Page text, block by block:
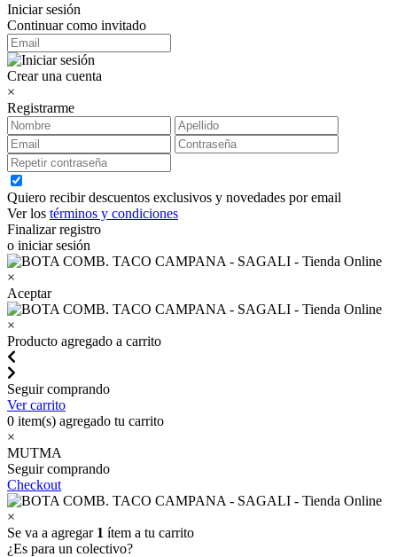
Iniciar sesión
Continuar como invitado
Crear una cuenta
×
Registrarme
Quiero recibir descuentos exclusivos y novedades por email
Ver los términos y condiciones
Finalizar registro
o iniciar sesión
×
Aceptar
×
Producto agregado a carrito
Seguir comprando
Ver carrito
0 item(s) agregado tu carrito
×
MUTMA
Seguir comprando
Checkout
×
Se va a agregar 1 ítem a tu carrito
¿Es para un colectivo?